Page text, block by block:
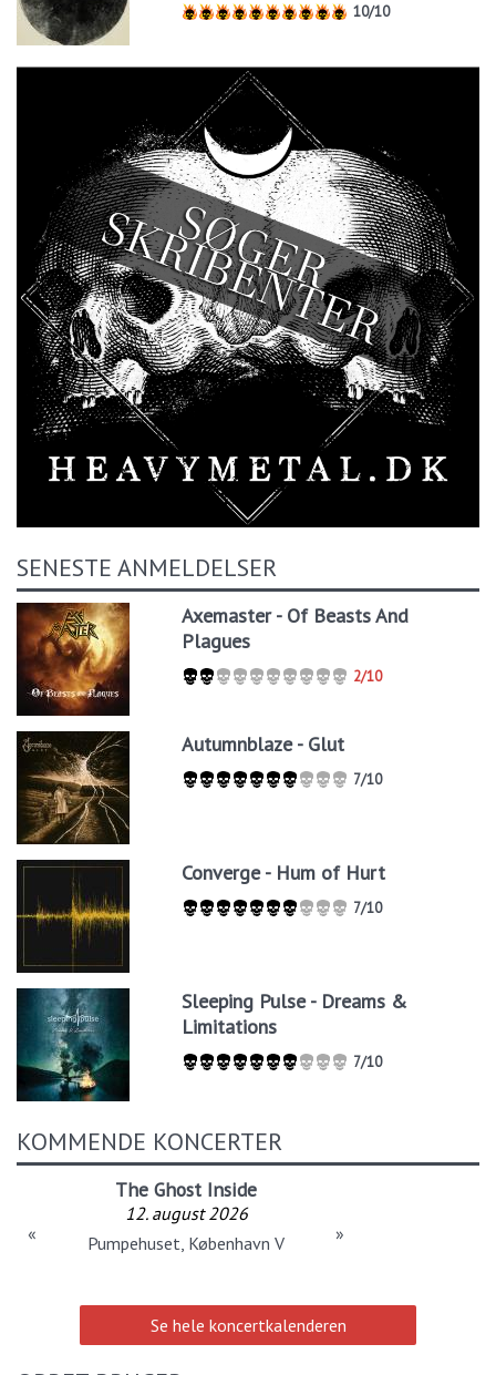
10/10
SENESTE ANMELDELSER
Axemaster - Of Beasts And
Plagues
2/10
Autumnblaze - Glut
7/10
Converge - Hum of Hurt
7/10
Sleeping Pulse - Dreams &
Limitations
7/10
KOMMENDE KONCERTER
The Ghost Inside
12. august 2026
Pumpehuset, København V
« »
Se hele koncertkalenderen